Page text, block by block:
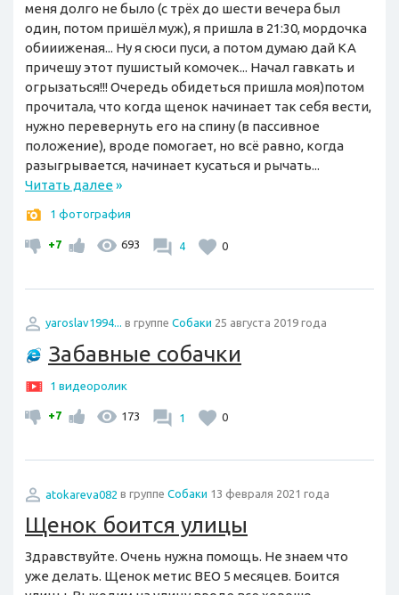
меня долго не было (с трёх до шести вечера был
один, потом пришёл муж), я пришла в 21:30, мордочка
обиииженая... Ну я сюси пуси, а потом думаю дай КА
причешу этот пушистый комочек... Начал гавкать и
огрызаться!!! Очередь обидеться пришла моя)потом
прочитала, что когда щенок начинает так себя вести,
нужно перевернуть его на спину (в пассивное
положение), вроде помогает, но всё равно, когда
разыгрывается, начинает кусаться и рычать...
Читать далее»
1 фотография
+7 693 4 0
yaroslav1994... в группе Собаки 25 августа 2019 года
Забавные собачки
1 видеоролик
+7 173 1 0
atokareva082 в группе Собаки 13 февраля 2021 года
Щенок боится улицы
Здравствуйте. Очень нужна помощь. Не знаем что
уже делать. Щенок метис ВЕО 5 месяцев. Боится